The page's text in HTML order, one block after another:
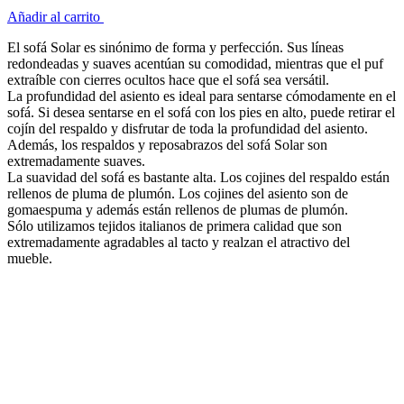
Añadir al carrito
El sofá Solar es sinónimo de forma y perfección. Sus líneas
redondeadas y suaves acentúan su comodidad, mientras que el puf
extraíble con cierres ocultos hace que el sofá sea versátil.
La profundidad del asiento es ideal para sentarse cómodamente en el
sofá. Si desea sentarse en el sofá con los pies en alto, puede retirar el
cojín del respaldo y disfrutar de toda la profundidad del asiento.
Además, los respaldos y reposabrazos del sofá Solar son
extremadamente suaves.
La suavidad del sofá es bastante alta. Los cojines del respaldo están
rellenos de pluma de plumón. Los cojines del asiento son de
gomaespuma y además están rellenos de plumas de plumón.
Sólo utilizamos tejidos italianos de primera calidad que son
extremadamente agradables al tacto y realzan el atractivo del
mueble.